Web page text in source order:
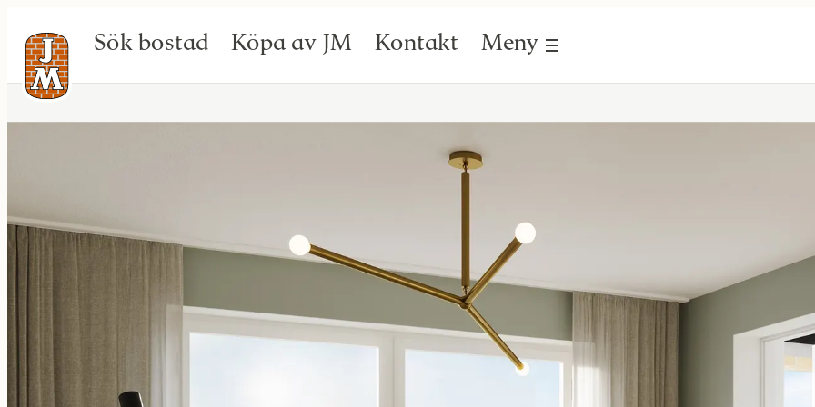
Sök bostad Köpa av JM Kontakt Meny